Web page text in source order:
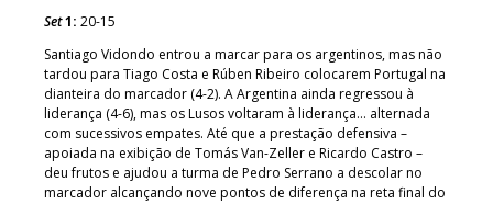
Set1: 20-15
Santiago Vidondo entrou a marcar para os argentinos, mas não
tardou para Tiago Costa e Rúben Ribeiro colocarem Portugal na
dianteira do marcador (4-2). A Argentina ainda regressou à
liderança (4-6), mas os Lusos voltaram à liderança… alternada
com sucessivos empates. Até que a prestação defensiva –
apoiada na exibição de Tomás Van-Zeller e Ricardo Castro –
deu frutos e ajudou a turma de Pedro Serrano a descolar no
marcador alcançando nove pontos de diferença na reta final do